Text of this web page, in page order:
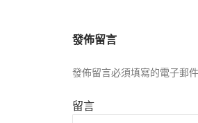
列
發佈留言
發佈留言必須填寫的電子郵
留言